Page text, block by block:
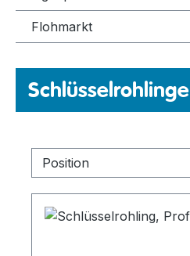
Flohmarkt
Schlüsselrohlinge